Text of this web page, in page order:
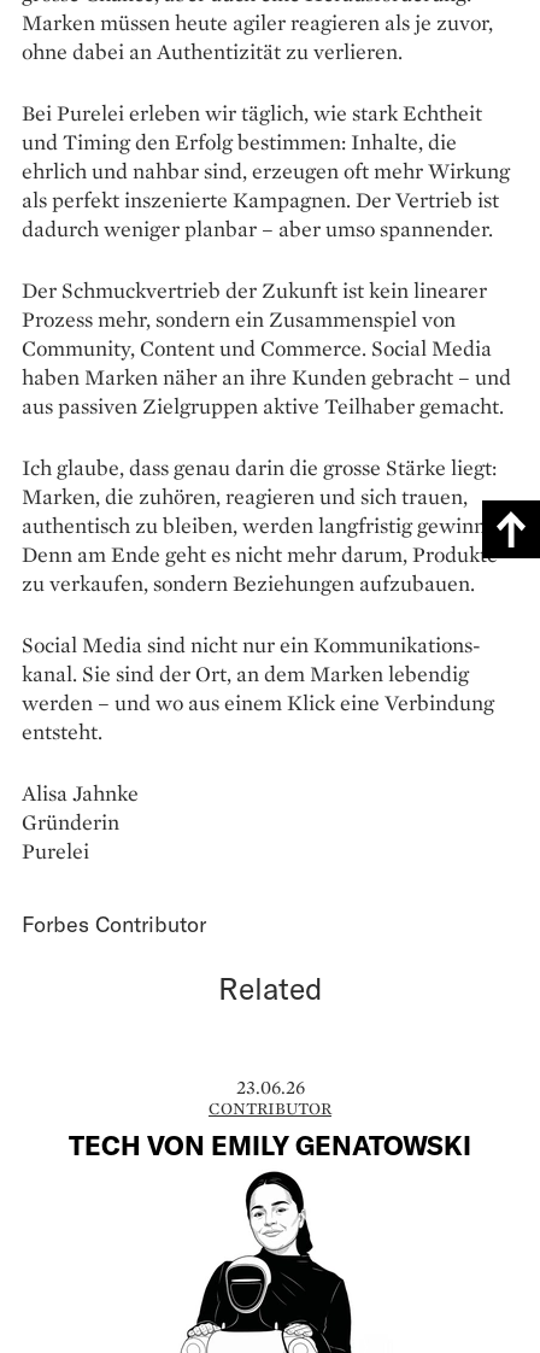
Marken müssen heute agiler reagieren als je zuvor,
ohne dabei an Authentizität zu verlieren.
Bei Purelei erleben wir täglich, wie stark Echtheit
und Timing den Erfolg bestimmen: Inhalte, die
ehrlich und nahbar sind, erzeugen oft mehr Wirkung
als perfekt inszenierte Kampagnen. Der Vertrieb ist
dadurch weniger planbar – aber umso spannender.
Der Schmuckvertrieb der Zukunft ist kein linearer
Prozess mehr, sondern ein Zusammenspiel von
Community, Content und Commerce. Social Media
haben Marken näher an ihre Kunden gebracht – und
aus pas­siven Zielgruppen aktive Teilhaber gemacht.
Ich glaube, dass genau darin die grosse Stärke liegt:
Marken, die zuhören, reagieren und sich trauen,
authentisch zu bleiben, werden langfristig gewinnen.
Denn am Ende geht es nicht mehr darum, Produkte
zu verkaufen, sondern Beziehungen aufzubauen.
Social Media sind nicht nur ein Kommunikations­
kanal. Sie sind der Ort, an dem Marken lebendig
werden – und wo aus einem Klick eine Verbindung
entsteht.
Alisa Jahnke
Gründerin
Purelei
Forbes Contributor
Related
23.06.26
CONTRIBUTOR
TECH VON EMILY GENATOWSKI